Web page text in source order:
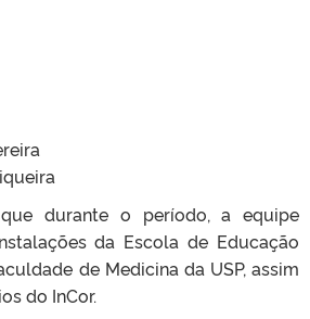
que durante o período, a equipe
da Escola de Educação
de Medicina da USP, assim
do InCor.